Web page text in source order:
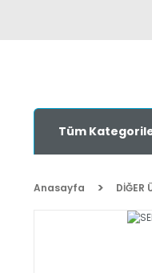
Tüm
Anasayfa DİĞER